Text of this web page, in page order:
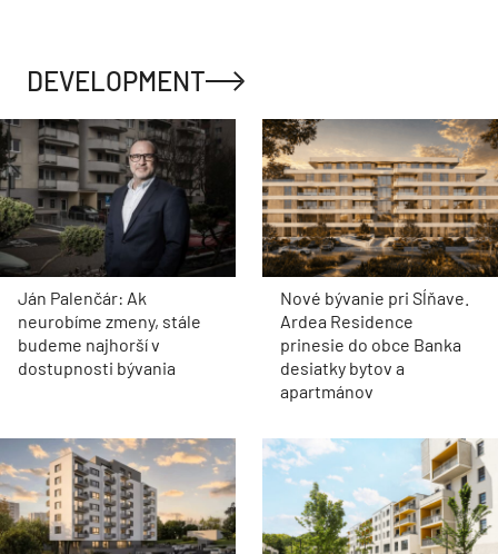
DEVELOPMENT
Ján Palenčár: Ak
neurobíme zmeny, stále
budeme najhorší v
dostupnosti bývania
Nové bývanie pri Sĺňave.
Ardea Residence
prinesie do obce Banka
desiatky bytov a
apartmánov